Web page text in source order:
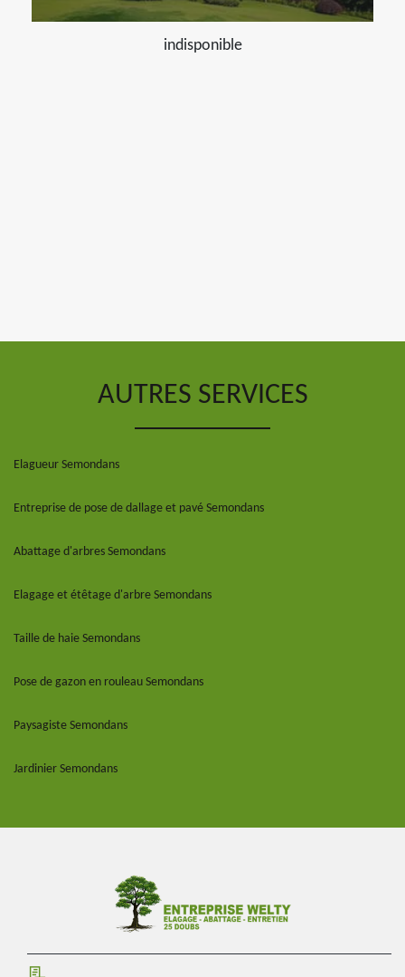
indisponible
AUTRES SERVICES
Elagueur Semondans
Entreprise de pose de dallage et pavé Semondans
Abattage d'arbres Semondans
Elagage et étêtage d'arbre Semondans
Taille de haie Semondans
Pose de gazon en rouleau Semondans
Paysagiste Semondans
Jardinier Semondans